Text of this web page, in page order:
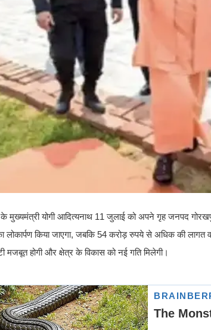
मुख्यमंत्री योगी आदित्यनाथ 11 जुलाई को अपने गृह जनपद
किया जाएगा, जबकि 54 करोड़ रुपये से अधिक की लागत
मजबूत होगी और क्षेत्र के विकास को नई गति मिलेगी।